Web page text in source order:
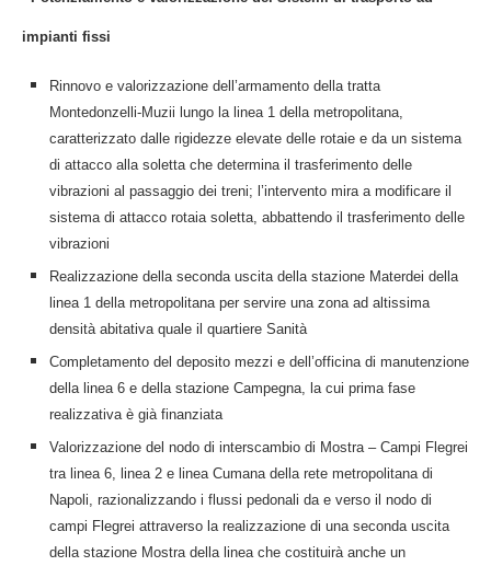
impianti fissi
Rinnovo e valorizzazione dell’armamento della tratta
Montedonzelli-Muzii lungo la linea 1 della metropolitana,
caratterizzato dalle rigidezze elevate delle rotaie e da un sistema
di attacco alla soletta che determina il trasferimento delle
vibrazioni al passaggio dei treni; l’intervento mira a modificare il
sistema di attacco rotaia soletta, abbattendo il trasferimento delle
vibrazioni
Realizzazione della seconda uscita della stazione Materdei della
linea 1 della metropolitana per servire una zona ad altissima
densità abitativa quale il quartiere Sanità
Completamento del deposito mezzi e dell’officina di manutenzione
della linea 6 e della stazione Campegna, la cui prima fase
realizzativa è già finanziata
Valorizzazione del nodo di interscambio di Mostra – Campi Flegrei
tra linea 6, linea 2 e linea Cumana della rete metropolitana di
Napoli, razionalizzando i flussi pedonali da e verso il nodo di
campi Flegrei attraverso la realizzazione di una seconda uscita
della stazione Mostra della linea che costituirà anche un